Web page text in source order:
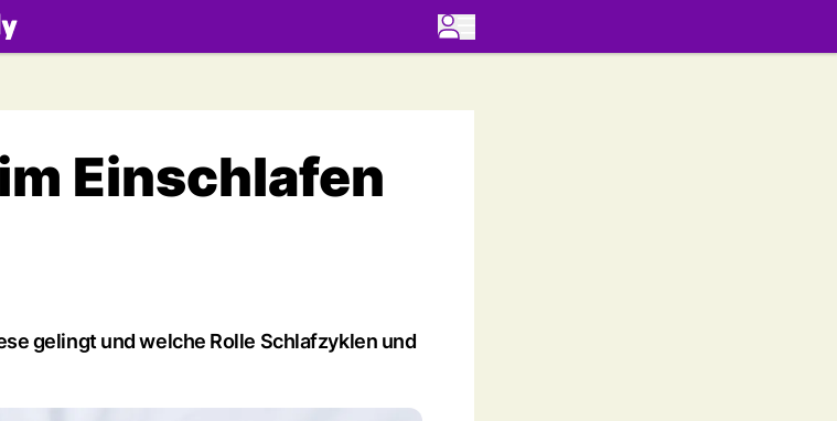
Einschlafen
gelingt und welche Rolle Schlafzyklen und